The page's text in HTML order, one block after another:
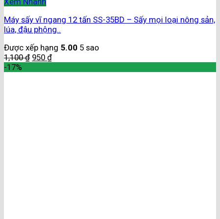
Máy sấy vĩ ngang 12 tấn SS-35BD – Sấy mọi loại nông sản,
lúa, đậu phộng..
Được xếp hạng 5.00 5 sao
1,100₫ 950 ₫
-17%